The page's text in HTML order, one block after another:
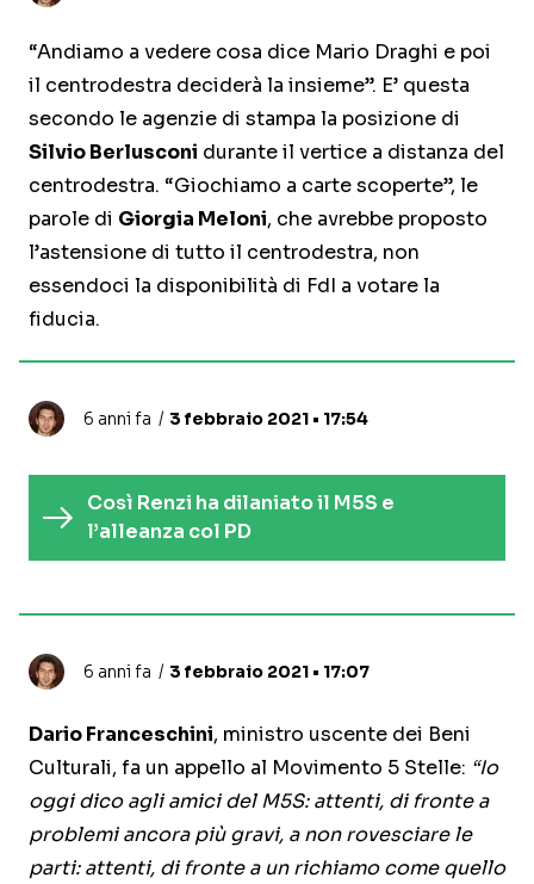
“Andiamo a vedere cosa dice Mario Draghi e poi
il centrodestra deciderà la insieme”. E’ questa
secondo le agenzie di stampa la posizione di
Silvio Berlusconi durante il vertice a distanza del
centrodestra. “Giochiamo a carte scoperte”, le
parole di Giorgia Meloni, che avrebbe proposto
l’astensione di tutto il centrodestra, non
essendoci la disponibilità di FdI a votare la
fiducia.
6 anni fa 3 febbraio 2021 • 17:54
Così Renzi ha dilaniato il M5S e
l’alleanza col PD
6 anni fa 3 febbraio 2021 • 17:07
Dario Franceschini, ministro uscente dei Beni
Culturali, fa un appello al Movimento 5 Stelle: “Io
oggi dico agli amici del M5S: attenti, di fronte a
problemi ancora più gravi, a non rovesciare le
parti: attenti, di fronte a un richiamo come quello